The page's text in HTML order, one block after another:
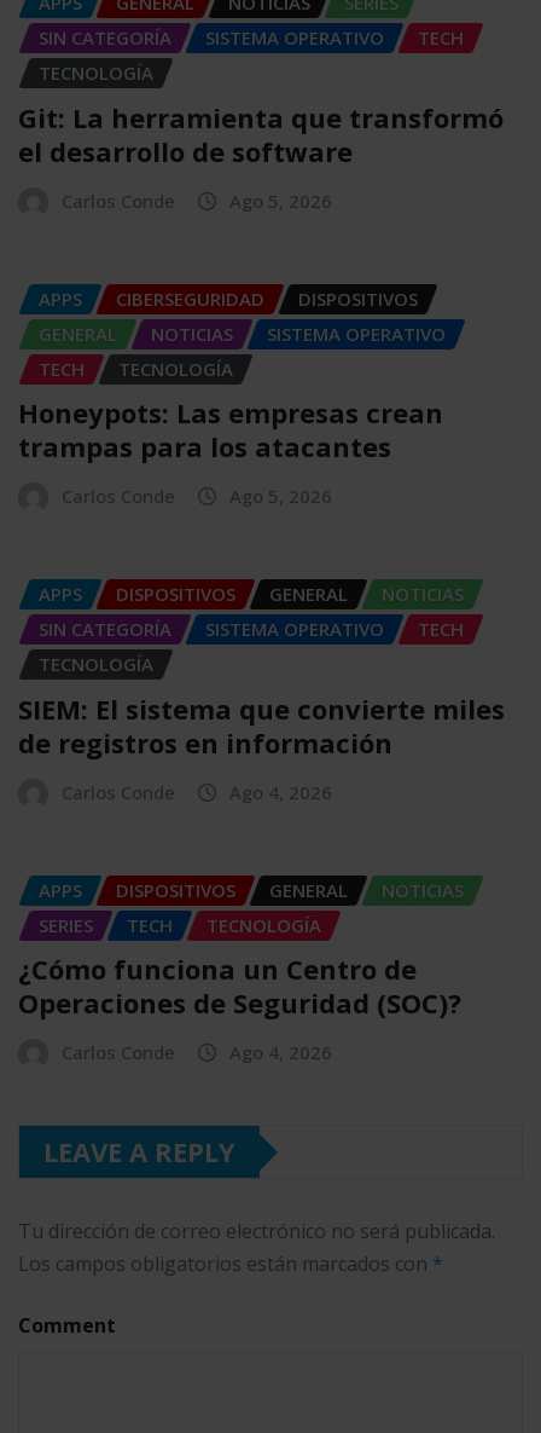
SIN CATEGORÍA
SISTEMA OPERATIVO
TECH
TECNOLOGÍA
Git: La herramienta que transformó
el desarrollo de software
Carlos Conde Ago 5, 2026
APPS CIBERSEGURIDAD
DISPOSITIVOS
GENERAL
NOTICIAS
SISTEMA OPERATIVO
TECH
TECNOLOGÍA
Honeypots: Las empresas crean
trampas para los atacantes
Carlos Conde Ago 5, 2026
APPS DISPOSITIVOS GENERAL
NOTICIAS
SIN CATEGORÍA
SISTEMA OPERATIVO
TECH
TECNOLOGÍA
SIEM: El sistema que convierte miles
de registros en información
Carlos Conde Ago 4, 2026
APPS DISPOSITIVOS GENERAL
NOTICIAS
SERIES
TECH TECNOLOGÍA
¿Cómo funciona un Centro de
Operaciones de Seguridad (SOC)?
Carlos Conde Ago 4, 2026
LEAVE A REPLY
Tu dirección de correo electrónico no será publicada.
Los campos obligatorios están marcados con *
Comment